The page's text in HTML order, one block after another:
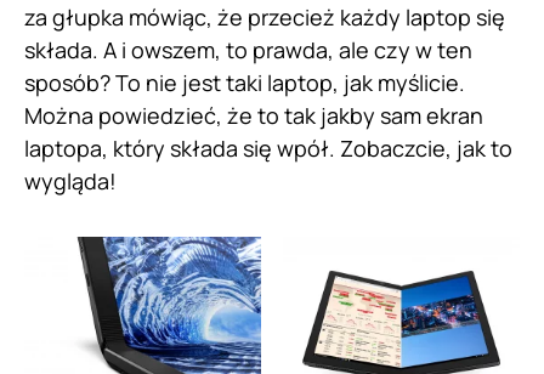
za głupka mówiąc, że przecież każdy laptop się
składa. A i owszem, to prawda, ale czy w ten
sposób? To nie jest taki laptop, jak myślicie.
Można powiedzieć, że to tak jakby sam ekran
laptopa, który składa się wpół. Zobaczcie, jak to
wygląda!